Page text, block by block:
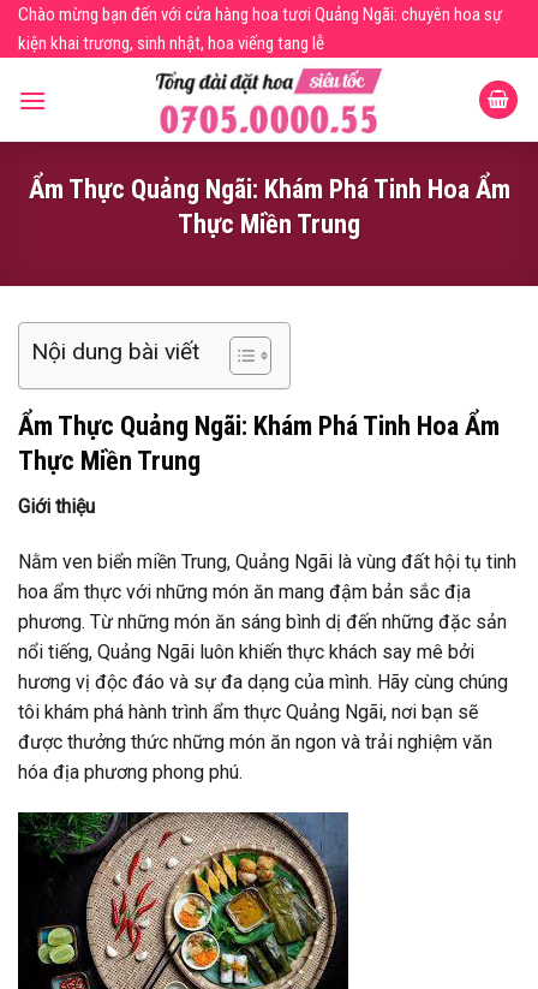
SkipChào mừng bạn đến với cửa hàng hoa tươi Quảng Ngãi: chuyên hoa sự
kiện khai trương, sinh nhật, hoa viếng tang lễ
Ẩm Thực Quảng Ngãi: Khám Phá Tinh Hoa Ẩm
Thực Miền Trung
Nội dung bài viết
Ẩm Thực Quảng Ngãi: Khám Phá Tinh Hoa Ẩm
Thực Miền Trung
Giới thiệu
Nằm ven biển miền Trung, Quảng Ngãi là vùng đất hội tụ tinh
hoa ẩm thực với những món ăn mang đậm bản sắc địa
phương. Từ những món ăn sáng bình dị đến những đặc sản
nổi tiếng, Quảng Ngãi luôn khiến thực khách say mê bởi
hương vị độc đáo và sự đa dạng của mình. Hãy cùng chúng
tôi khám phá hành trình ẩm thực Quảng Ngãi, nơi bạn sẽ
được thưởng thức những món ăn ngon và trải nghiệm văn
hóa địa phương phong phú.